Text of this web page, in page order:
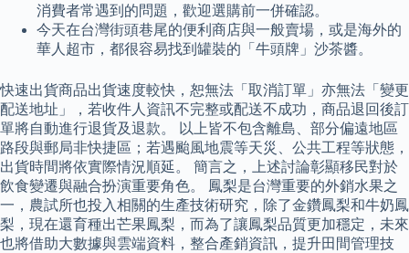
消費者常遇到的問題，歡迎選購前一併確認。
今天在台灣街頭巷尾的便利商店與一般賣場，或是海外的
華人超市，都很容易找到罐裝的「牛頭牌」沙茶醬。
快速出貨商品出貨速度較快，恕無法「取消訂單」亦無法「變更
配送地址」，若收件人資訊不完整或配送不成功，商品退回後訂
單將自動進行退貨及退款。 以上皆不包含離島、部分偏遠地區
路段與郵局非快捷區；若遇颱風地震等天災、公共工程等狀態，
出貨時間將依實際情況順延。 簡言之，上述討論彰顯移民對於
飲食變遷與融合扮演重要角色。 鳳梨是台灣重要的外銷水果之
一，農試所也投入相關的生產技術研究，除了金鑽鳳梨和牛奶鳳
梨，現在還育種出芒果鳳梨，而為了讓鳳梨品質更加穩定，未來
也將借助大數據與雲端資料，整合產銷資訊，提升田間管理技